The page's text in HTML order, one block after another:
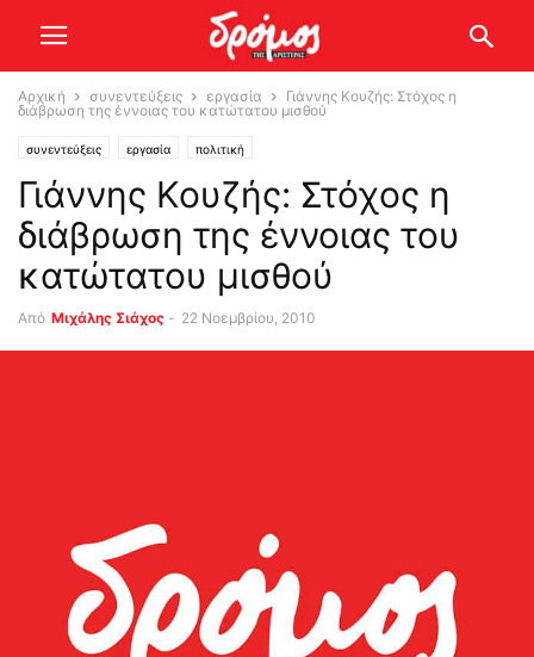
Αρχική συνεντεύξεις εργασία
Γιάννης Κουζής: Στόχος η
διάβρωση της έννοιας του κατώτατου μισθού
συνεντεύξεις εργασία πολιτική
Γιάννης Κουζής: Στόχος η
διάβρωση της έννοιας του
κατώτατου μισθού
Από Μιχάλης Σιάχος - 22 Νοεμβρίου, 2010